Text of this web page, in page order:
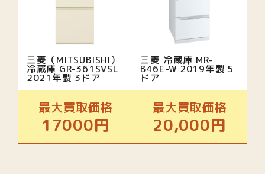
三菱（MITSUBISHI）
冷蔵庫 GR-361SVSL
2021年製 3ドア
最大買取価格
17000円
三菱 冷蔵庫 MR-
B46E-W 2019年製 5
ドア
最大買取価格
20,000円